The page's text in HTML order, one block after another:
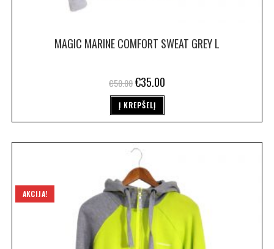
MAGIC MARINE COMFORT SWEAT GREY L
€50.00€35.00
Į KREPŠELĮ
AKCIJA!